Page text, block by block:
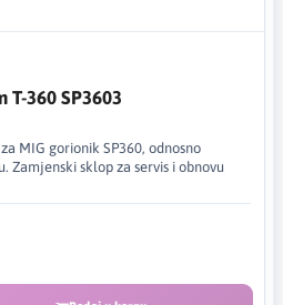
T-360 SP3603
MIG gorionik SP360, odnosno
Zamjenski sklop za servis i obnovu